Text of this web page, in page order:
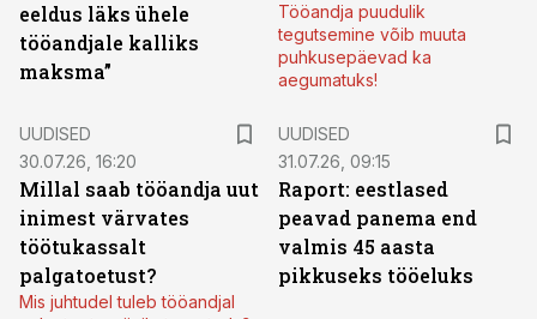
eeldus läks ühele
tööandjale kalliks
maksma”
Tööandja puudulik
tegutsemine võib muuta
puhkusepäevad ka
aegumatuks!
UUDISED
30.07.26, 16:20
Millal saab tööandja uut
inimest värvates
töötukassalt
palgatoetust?
Mis juhtudel tuleb tööandjal
UUDISED
31.07.26, 09:15
Raport: eestlased
peavad panema end
valmis 45 aasta
pikkuseks tööeluks